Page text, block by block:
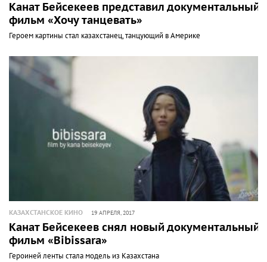
Канат Бейсекеев представил документальный
фильм «Хочу танцевать»
Героем картины стал казахстанец, танцующий в Америке
КАЗАХСТАНСКОЕ КИНО 19 АПРЕЛЯ, 2017
Канат Бейсекеев снял новый документальный
фильм «Bibissara»
Героиней ленты стала модель из Казахстана